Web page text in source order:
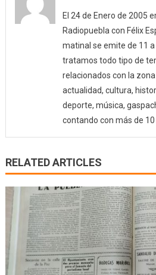
El 24 de Enero de 2005
Radiopuebla con Félix
matinal se emite de 11
tratamos todo tipo de
relacionados con la
actualidad, cultura,
deporte, música,
contando con más de 10
RELATED ARTICLES